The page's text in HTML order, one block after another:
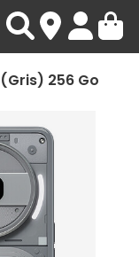
256 Go